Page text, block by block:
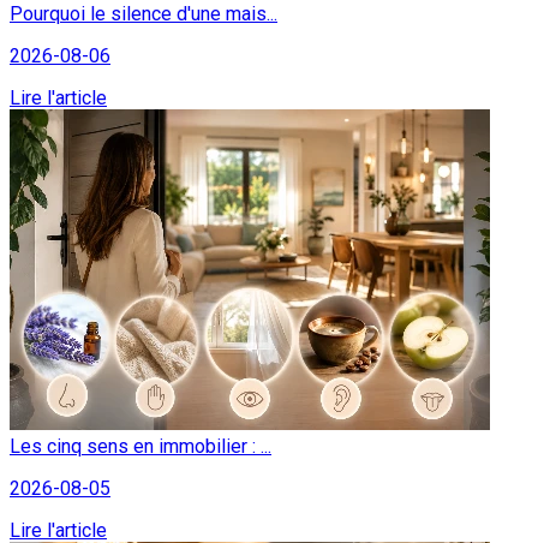
Pourquoi le silence d'une mais...
2026-08-06
Lire l'article
Les cinq sens en immobilier : ...
2026-08-05
Lire l'article